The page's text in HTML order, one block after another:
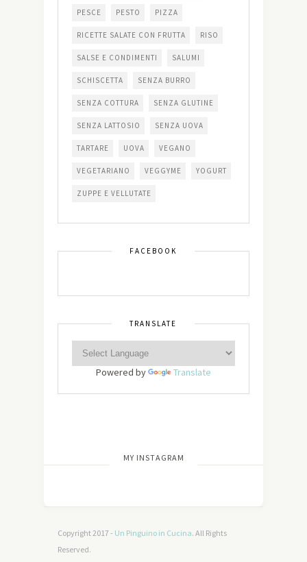
PESCE PESTO PIZZA
RICETTE SALATE CON FRUTTA RISO
SALSE E CONDIMENTI SALUMI
SCHISCETTA SENZA BURRO
SENZA COTTURA SENZA GLUTINE
SENZA LATTOSIO SENZA UOVA
TARTARE UOVA VEGANO
VEGETARIANO VEGGYME YOGURT
ZUPPE E VELLUTATE
FACEBOOK
TRANSLATE
Powered by Translate
MY INSTAGRAM
[wdi_feed id=”2″]
Copyright 2017 - Un Pinguino in Cucina. All Rights
Reserved.